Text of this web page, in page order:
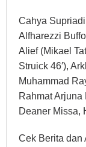
Cahya
Alfharezzi
Alief (Mikael
Struick 46′),
Muhammad
Rahmat Arjuna
Deaner Missa,
Cek Berita dan